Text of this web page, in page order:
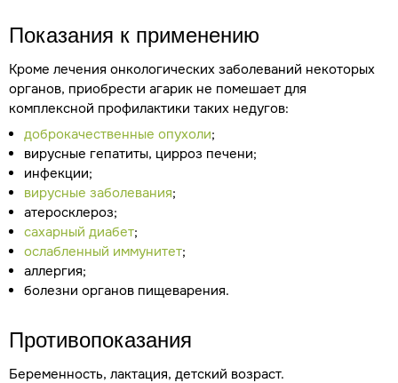
Показания к применению
Кроме лечения онкологических заболеваний некоторых
органов, приобрести агарик не помешает для
комплексной профилактики таких недугов:
доброкачественные опухоли;
вирусные гепатиты, цирроз печени;
инфекции;
вирусные заболевания;
атеросклероз;
сахарный диабет;
ослабленный иммунитет;
аллергия;
болезни органов пищеварения.
Противопоказания
Беременность, лактация, детский возраст.